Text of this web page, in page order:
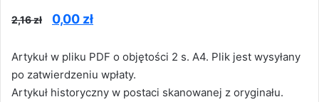
2,16zł
Pierwotna
wynosiła:
2,16 zł.
0,00 złAktualna
wynosi:
0,00 zł.
Artykuł w pliku PDF o objętości 2 s. A4. Plik jest wysyłany
po zatwierdzeniu wpłaty.
Artykuł historyczny w postaci skanowanej z oryginału.